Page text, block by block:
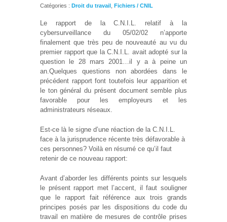
Catégories : Droit du travail Fichiers / CNIL
Le rapport de la C.N.I.L. relatif à la
cybersurveillance du 05/02/02 n’apporte
finalement que très peu de nouveauté au vu du
premier rapport que la C.N.I.L. avait adopté sur la
question le 28 mars 2001…il y a à peine un
an.Quelques questions non abordées dans le
précédent rapport font toutefois leur apparition et
le ton général du présent document semble plus
favorable pour les employeurs et les
administrateurs réseaux.
Est-ce là le signe d’une réaction de la C.N.I.L.
face à la jurisprudence récente très défavorable à
ces personnes? Voilà en résumé ce qu’il faut
retenir de ce nouveau rapport:
Avant d’aborder les différents points sur lesquels
le présent rapport met l’accent, il faut souligner
que le rapport fait référence aux trois grands
principes posés par les dispositions du code du
travail en matière de mesures de contrôle prises